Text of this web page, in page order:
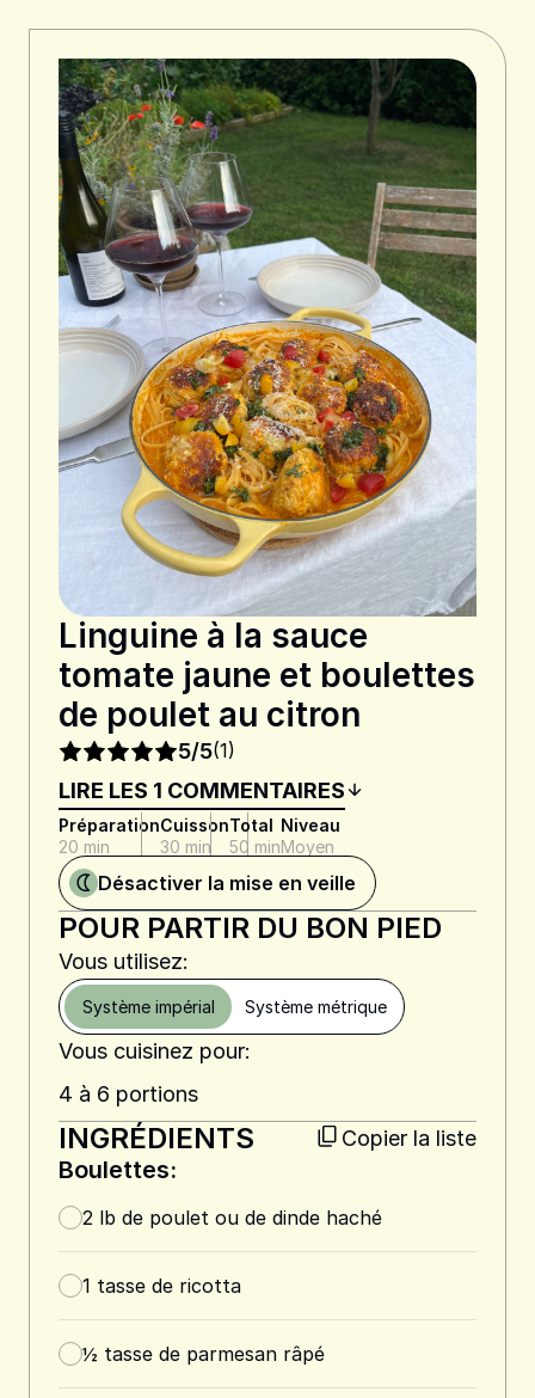
Linguine à la sauce
tomate jaune et boulettes
de poulet au citron
5/5(1)
LIRE LES 1 COMMENTAIRES
Préparation
20 min
Cuisson
30 min
Total
50 min
Niveau
Moyen
Désactiver la mise en veille
POUR PARTIR DU BON PIED
Vous utilisez:
Système impérial Système métrique
Vous cuisinez pour:
4 à 6 portions
INGRÉDIENTS Copier la liste
Boulettes:
2 lb de poulet ou de dinde haché
1 tasse de ricotta
½ tasse de parmesan râpé